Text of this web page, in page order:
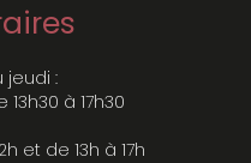
jeudi :
à 17h30
et de 13h à 17h